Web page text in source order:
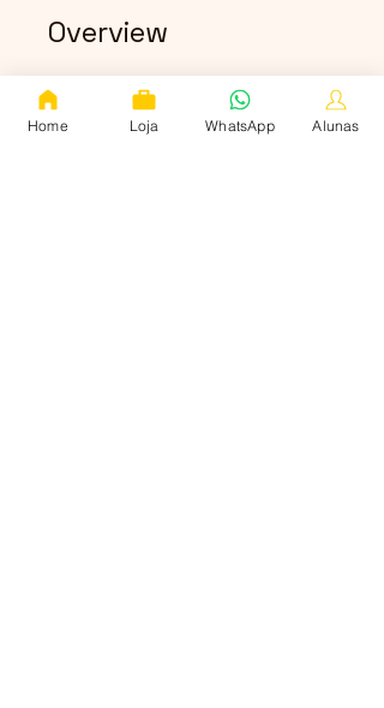
Overview
CASINHA Porta
Panetone
Home Loja WhatsApp Alunas